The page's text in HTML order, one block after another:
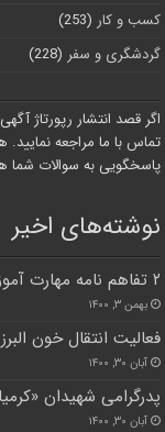
کسب و کار (253)
گردشگری و سفر (228)
اگر قصد انتشار رپورتاژ
تماس با ما مراجعه
پاسخگویی به سوالات شما
نوشته‌های اخیر
۲ تفاهم نامه مهارت آموزی بانوان در کرمان منعقد شد
بهمن ۳, ۱۴۰۰
فعالیت انتقال خون
آبان ۳۰, ۱۴۰۰
پدرگرامی شهیدان
آبان ۳۰, ۱۴۰۰